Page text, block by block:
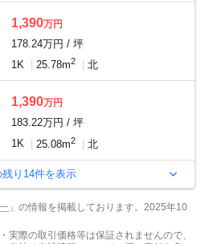
1,390万円
178.24万円 / 坪
1K
25.78m2 北
1,390万円
183.22万円 / 坪
1K
25.08m2 北
り 14件を表示
」の情報を掲載しております。2025年10
際の取引価格等は保証されませんので、